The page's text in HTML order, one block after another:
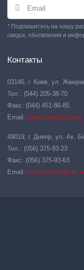
* Подпишитесь на нашу
скидок, обновления и
Контакты
03146, г. Киев, ул.
Тел.: (044) 205-38-70
Факс: (044) 451-86-85
Email: hansa-flex@ukr.net
49019, г. Днепр, ул. Ак.
Тел.: (056) 375-93-23
Факс: (056) 375-93-63
Email: hansa-